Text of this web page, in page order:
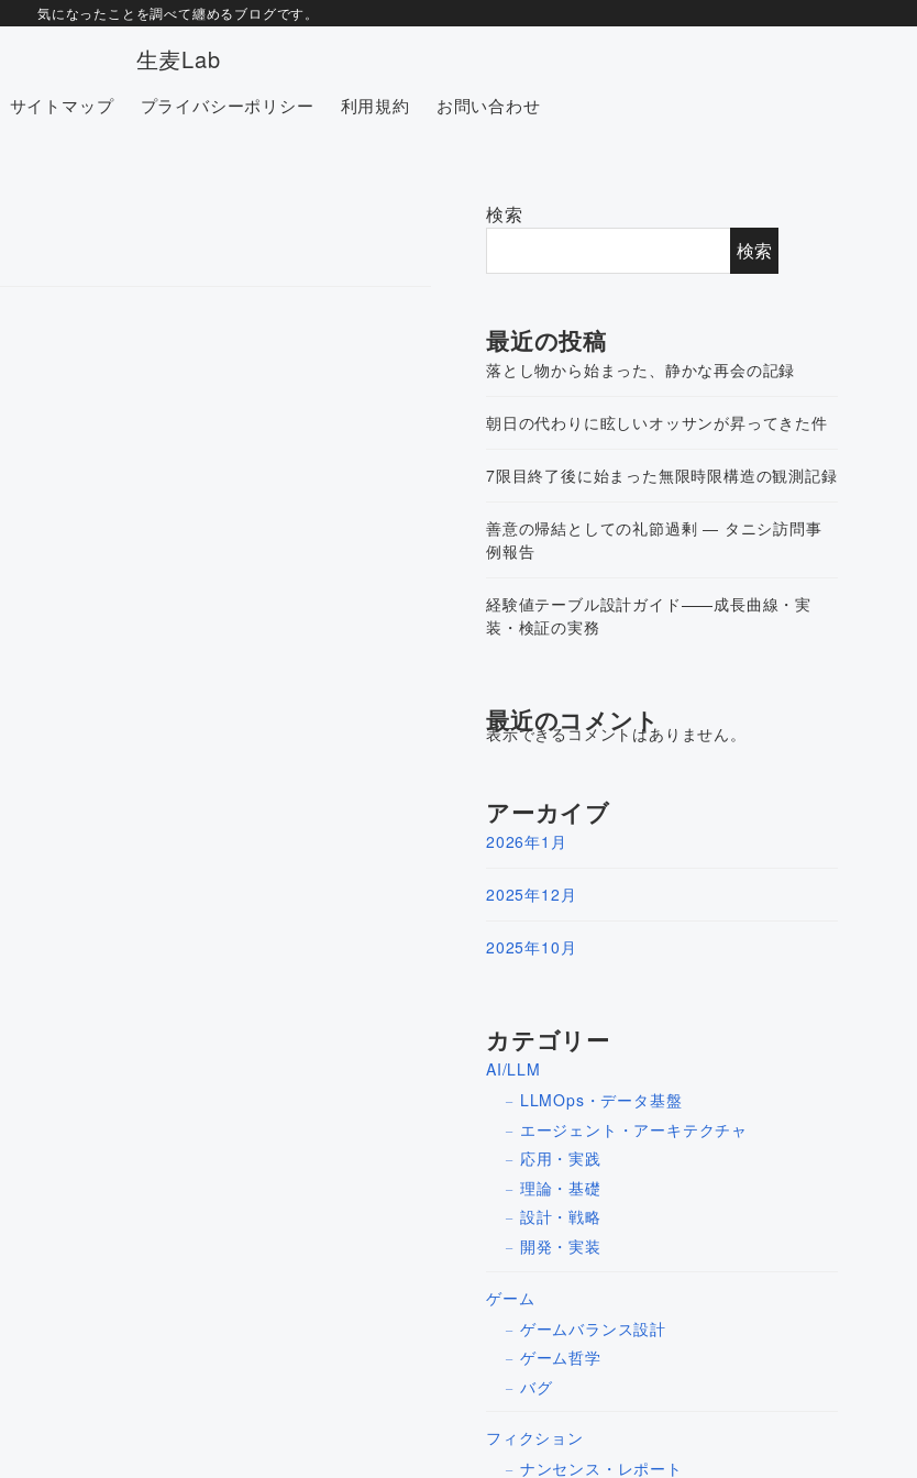
生麦Lab
気になったことを調べて纏めるブログです。
サイトマップ プライバシーポリシー 利用規約 お問い合わせ
検索
検索
最近の投稿
落とし物から始まった、静かな再会の記録
朝日の代わりに眩しいオッサンが昇ってきた件
7限目終了後に始まった無限時限構造の観測記録
善意の帰結としての礼節過剰 ― タニシ訪問事
例報告
経験値テーブル設計ガイド——成長曲線・実
装・検証の実務
最近のコメント
表示できるコメントはありません。
アーカイブ
2026年1月
2025年12月
2025年10月
カテゴリー
AI/LLM
LLMOps・データ基盤
エージェント・アーキテクチャ
応用・実践
理論・基礎
設計・戦略
開発・実装
ゲーム
ゲームバランス設計
ゲーム哲学
バグ
フィクション
ナンセンス・レポート